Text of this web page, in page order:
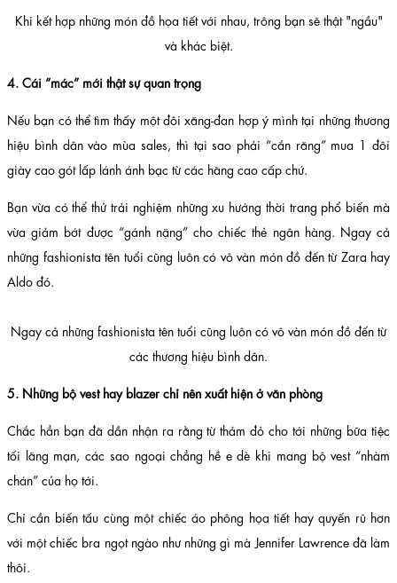
Khi kết hợp những món đồ họa tiết với nhau, trông bạn sẽ thật "ngầu"
và khác biệt.
4. Cái “mác” mới thật sự quan trọng
Nếu bạn có thể tìm thấy một đôi xăng-đan hợp ý mình tại những thương
hiệu bình dân vào mùa sales, thì tại sao phải “cắn răng” mua 1 đôi
giày cao gót lấp lánh ánh bạc từ các hãng cao cấp chứ.
Bạn vừa có thể thử trải nghiệm những xu hướng thời trang phổ biến mà
vừa giảm bớt được “gánh nặng” cho chiếc thẻ ngân hàng. Ngay cả
những fashionista tên tuổi cũng luôn có vô vàn món đồ đến từ Zara hay
Aldo đó.
Ngay cả những fashionista tên tuổi cũng luôn có vô vàn món đồ đến từ
các thương hiệu bình dân.
5. Những bộ vest hay blazer chỉ nên xuất hiện ở văn phòng
Chắc hẳn bạn đã dần nhận ra rằng từ thảm đỏ cho tới những bữa tiệc
tối lãng mạn, các sao ngoại chẳng hề e dè khi mang bộ vest “nhàm
chán” của họ tới.
Chỉ cần biến tấu cùng một chiếc áo phông họa tiết hay quyến rũ hơn
với một chiếc bra ngọt ngào như những gì mà Jennifer Lawrence đã làm
thôi.